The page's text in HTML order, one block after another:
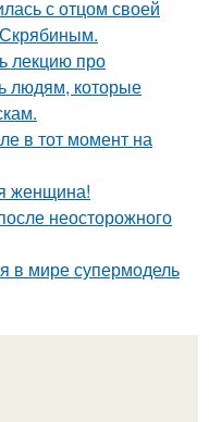
с отцом своей
лекцию про
людям, которые
в тот момент на
женщина!
неосторожного
в мире супермодель